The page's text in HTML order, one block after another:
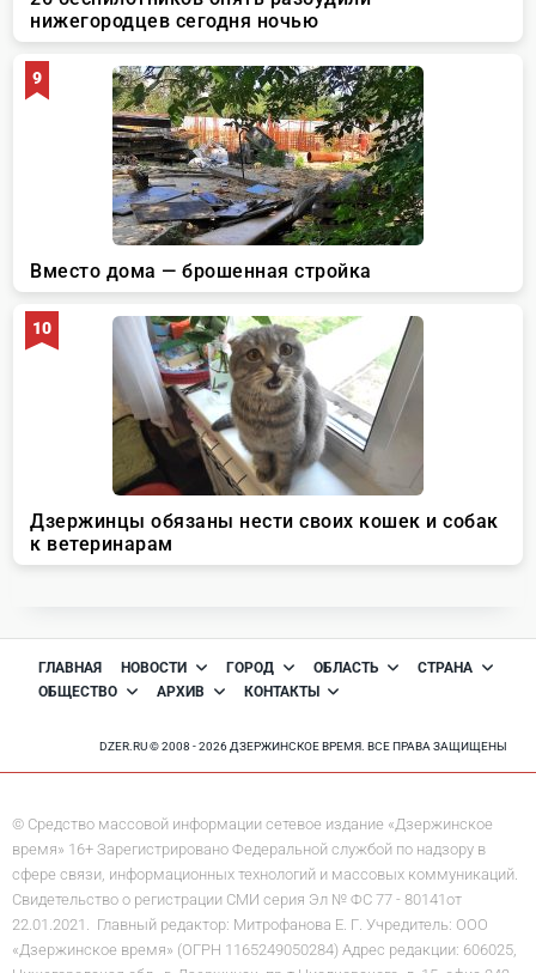
ГЛАВНАЯ НОВОСТИ ГОРОД ОБЛАСТЬ
СТРАНА
ОБЩЕСТВО
АРХИВ КОНТАКТЫ
DZER.RU © 2008 - 2026 ДЗЕРЖИНСКОЕ ВРЕМЯ. ВСЕ ПРАВА ЗАЩИЩЕНЫ
© Средство массовой информации сетевое издание «Дзержинское
время» 16+ Зарегистрировано Федеральной службой по надзору в
сфере связи, информационных технологий и массовых коммуникаций.
Свидетельство о регистрации СМИ серия Эл № ФС 77 - 80141от
22.01.2021. Главный редактор: Митрофанова Е. Г. Учредитель: ООО
«Дзержинское время» (ОГРН 1165249050284) Адрес редакции: 606025,